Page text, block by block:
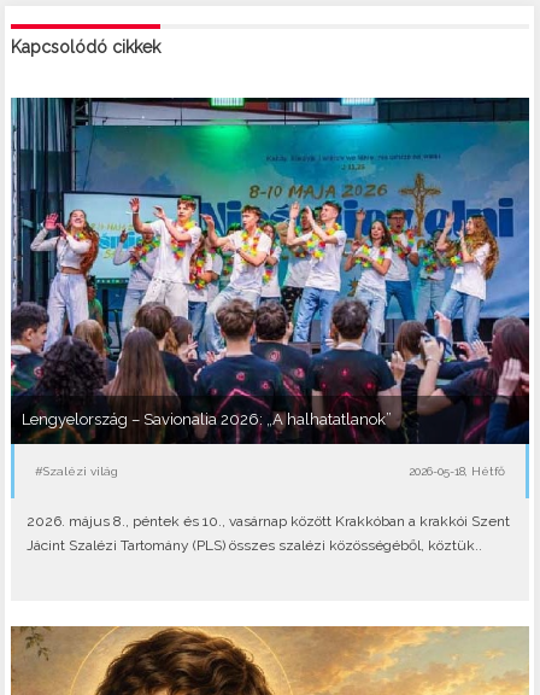
Kapcsolódó cikkek
Lengyelország – Savionalia 2026: „A halhatatlanok”
#Szalézi világ 2026-05-18, Hétfő
2026. május 8., péntek és 10., vasárnap között Krakkóban a krakkói Szent
Jácint Szalézi Tartomány (PLS) összes szalézi közösségéből, köztük..